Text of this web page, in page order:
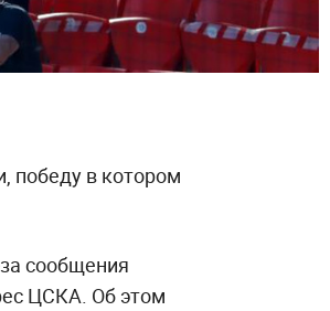
победу в котором
сообщения
ЦСКА. Об этом